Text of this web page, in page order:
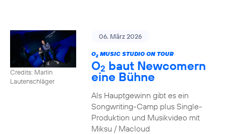
Credits: Marlin
Lautenschläger
06. März 2026
O2MUSIC STUDIO ON TOUR
O2 baut Newcomern
eine Bühne
Als Hauptgewinn gibt es ein
Songwriting-Camp plus Single-
Produktion und Musikvideo mit
Miksu / Macloud